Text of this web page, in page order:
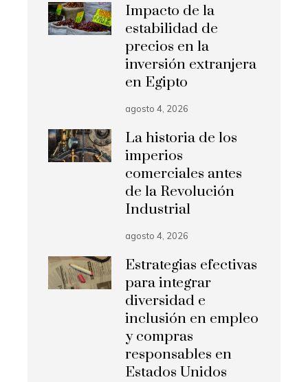
Impacto de la
estabilidad de
precios en la
inversión extranjera
en Egipto
agosto 4, 2026
La historia de los
imperios
comerciales antes
de la Revolución
Industrial
agosto 4, 2026
Estrategias efectivas
para integrar
diversidad e
inclusión en empleo
y compras
responsables en
Estados Unidos